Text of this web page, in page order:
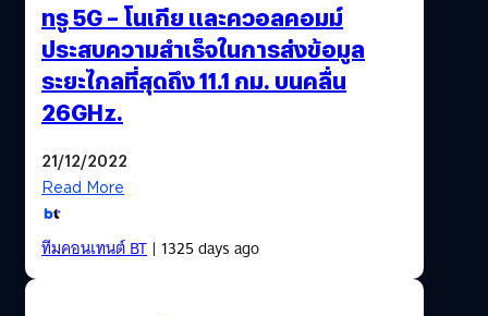
ทรู 5G – โนเกีย และควอลคอมม์
ประสบความสำเร็จในการส่งข้อมูล
ระยะไกลที่สุดถึง 11.1 กม. บนคลื่น
26GHz.
21/12/2022
Read More
ทีมคอนเทนต์ BT| 1325 days ago